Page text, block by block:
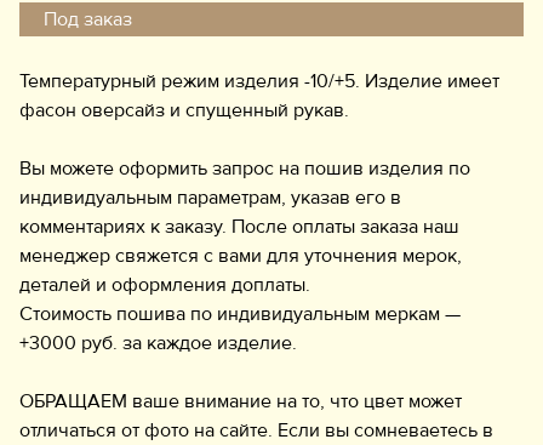
Под заказ
Температурный режим изделия -10/+5. Изделие имеет
фасон оверсайз и спущенный рукав.
Вы можете оформить запрос на пошив изделия по
индивидуальным параметрам, указав его в
комментариях к заказу. После оплаты заказа наш
менеджер свяжется с вами для уточнения мерок,
деталей и оформления доплаты.
Стоимость пошива по индивидуальным меркам —
+3000 руб. за каждое изделие.
ОБРАЩАЕМ ваше внимание на то, что цвет может
отличаться от фото на сайте. Если вы сомневаетесь в